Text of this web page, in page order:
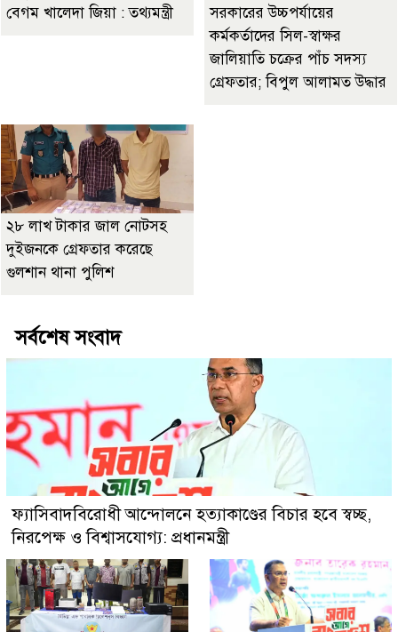
বেগম খালেদা জিয়া : তথ্যমন্ত্রী
সরকারের উচ্চপর্যায়ের
কর্মকর্তাদের সিল-স্বাক্ষর
জালিয়াতি চক্রের পাঁচ সদস্য
গ্রেফতার; বিপুল আলামত উদ্ধার
২৮ লাখ টাকার জাল নোটসহ
দুইজনকে গ্রেফতার করেছে
গুলশান থানা পুলিশ
সর্বশেষ সংবাদ
ফ্যাসিবাদবিরোধী আন্দোলনে হত্যাকাণ্ডের বিচার হবে স্বচ্ছ,
নিরপেক্ষ ও বিশ্বাসযোগ্য: প্রধানমন্ত্রী